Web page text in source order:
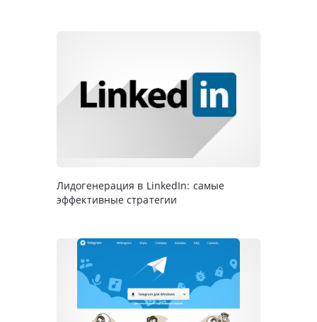
Лидогенерация в LinkedIn: самые
эффективные стратегии